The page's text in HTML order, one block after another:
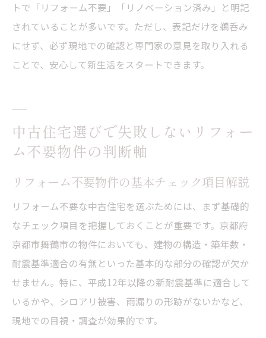
トで「リフォーム不要」「リノベーション済み」と明記
されていることが多いです。ただし、表記だけを鵜呑み
にせず、必ず現地での確認と専門家の意見を取り入れる
ことで、安心して新生活をスタートできます。
中古住宅選びで失敗しないリフォー
ム不要物件の判断軸
リフォーム不要物件の基本チェック項目解説
リフォーム不要な中古住宅を選ぶためには、まず基礎的
なチェック項目を把握しておくことが重要です。京都府
京都市舞鶴市の物件においても、建物の構造・築年数・
耐震基準適合の有無といった基本的な部分の確認が欠か
せません。特に、平成12年以降の新耐震基準に適合して
いるかや、シロアリ被害、雨漏りの形跡がないかなど、
現地での目視・調査が効果的です。